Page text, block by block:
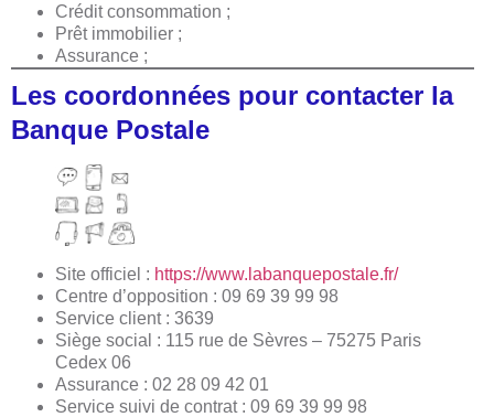
Crédit consommation ;
Prêt immobilier ;
Assurance ;
Les coordonnées pour contacter la
Banque Postale
Site officiel : https://www.labanquepostale.fr/
Centre d’opposition : 09 69 39 99 98
Service client : 3639
Siège social : 115 rue de Sèvres – 75275 Paris
Cedex 06
Assurance : 02 28 09 42 01
Service suivi de contrat : 09 69 39 99 98